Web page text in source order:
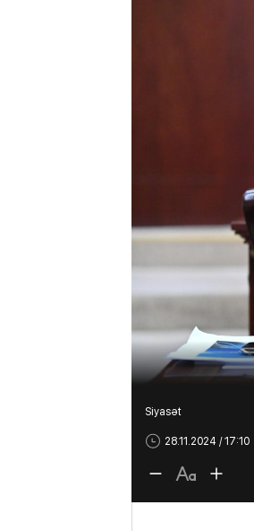
Siyasət
28.11.2024 / 17:10